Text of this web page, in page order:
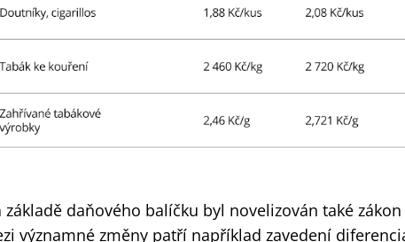
základě daňového balíčku byl novelizován také
významné změny patří například zavedení